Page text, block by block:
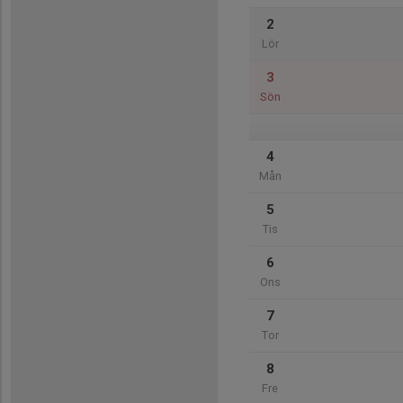
2
Lör
3
Sön
4
Mån
5
Tis
6
Ons
7
Tor
8
Fre